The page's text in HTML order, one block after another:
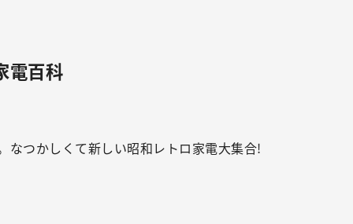
電百科
なつかしくて新しい昭和レトロ家電大集合!